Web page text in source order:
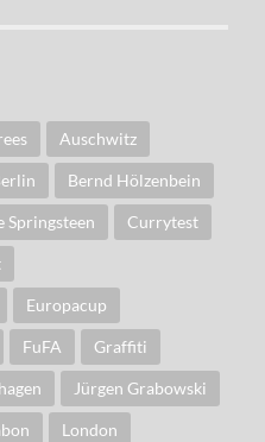
Auschwitz
Bernd Hölzenbein
Springsteen Currytest
Europacup
FuFA Graffiti
Jürgen Grabowski
London